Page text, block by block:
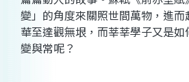
變」的角度來關照世間萬物，進
華至達觀無垠，而莘莘學子又是
變與常呢？